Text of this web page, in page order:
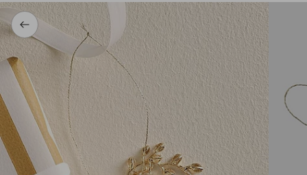
Takaisin